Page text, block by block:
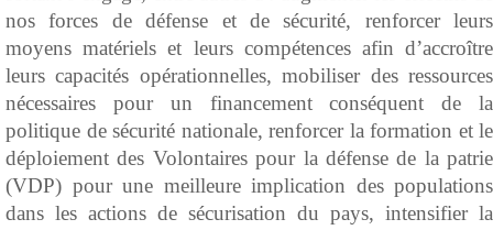
nos forces de défense et de sécurité, renforcer leurs
moyens matériels et leurs compétences afin d’accroître
leurs capacités opérationnelles, mobiliser des ressources
nécessaires pour un financement conséquent de la
politique de sécurité nationale, renforcer la formation et le
déploiement des Volontaires pour la défense de la patrie
(VDP) pour une meilleure implication des populations
dans les actions de sécurisation du pays, intensifier la